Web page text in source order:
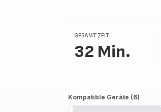
1
Stern
(Durchschnitt)
GESAMTZEIT
32 Min.
Kompatible Geräte (6)